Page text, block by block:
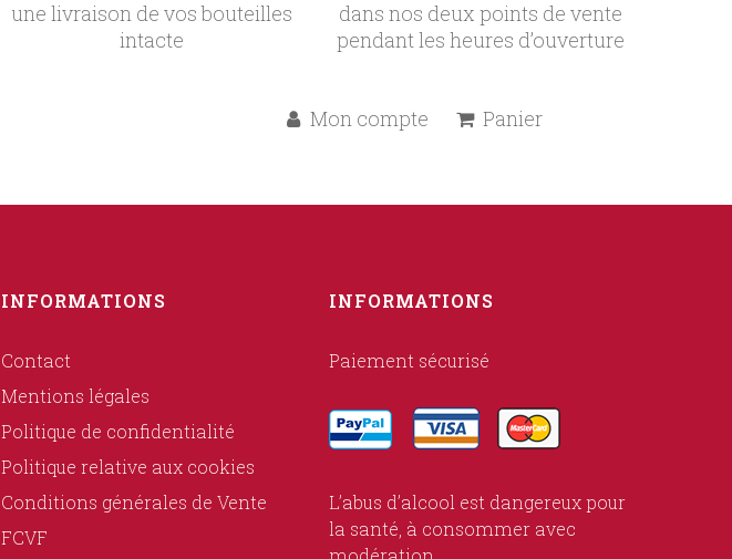
une livraison de vos bouteilles
intacte
dans nos deux points de vente
pendant les heures d’ouverture
Mon compte Panier
INFORMATIONS
Contact
Mentions légales
Politique de confidentialité
Politique relative aux cookies
Conditions générales de Vente
FCVF
INFORMATIONS
Paiement sécurisé
L’abus d’alcool est dangereux pour
la santé, à consommer avec